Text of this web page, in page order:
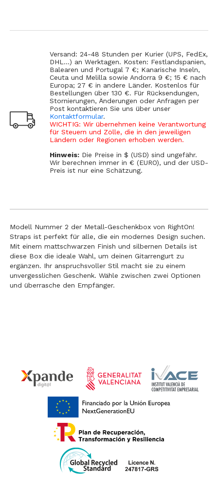
Versand: 24-48 Stunden per Kurier (UPS, FedEx,
DHL...) an Werktagen. Kosten: Festlandspanien,
Balearen und Portugal 7 €; Kanarische Inseln,
Ceuta und Melilla sowie Andorra 9 €; 15 € nach
Europa; 27 € in andere Länder. Kostenlos für
Bestellungen über 130 €. Für Rücksendungen,
Stornierungen, Änderungen oder Anfragen per
Post kontaktieren Sie uns über unser
Kontaktformular.
WICHTIG: Wir übernehmen keine Verantwortung
für Steuern und Zölle, die in den jeweiligen
Ländern oder Regionen erhoben werden.
Hinweis: Die Preise in $ (USD) sind ungefähr.
Wir berechnen immer in € (EURO), und der USD-
Preis ist nur eine Schätzung.
Modell Nummer 2 der Metall-Geschenkbox von RightOn!
Straps ist perfekt für alle, die ein modernes Design suchen.
Mit einem mattschwarzen Finish und silbernen Details ist
diese Box die ideale Wahl, um deinen Gitarrengurt zu
ergänzen. Ihr anspruchsvoller Stil macht sie zu einem
unvergesslichen Geschenk. Wähle zwischen zwei Optionen
und überrasche den Empfänger.